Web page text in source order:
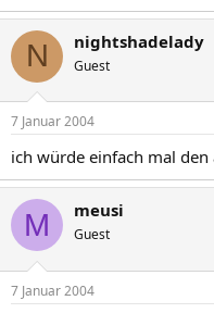
N nightshadelady
Guest
7 Januar 2004
ich würde einfach mal den
M meusi
Guest
7 Januar 2004